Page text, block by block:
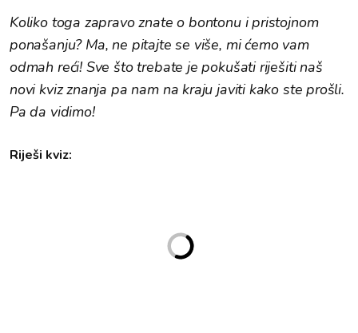
Koliko toga zapravo znate o bontonu i pristojnom
ponašanju? Ma, ne pitajte se više, mi ćemo vam
odmah reći! Sve što trebate je pokušati riješiti naš
novi kviz znanja pa nam na kraju javiti kako ste prošli.
Pa da vidimo!
Riješi kviz: